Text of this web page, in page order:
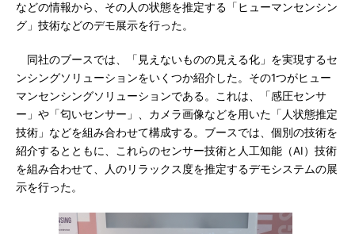
などの情報から、その人の状態を推定する「ヒューマンセンシン
グ」技術などのデモ展示を行った。
同社のブースでは、「見えないものの見える化」を実現するセ
ンシングソリューションをいくつか紹介した。その1つがヒュー
マンセンシングソリューションである。これは、「感圧センサ
ー」や「匂いセンサー」、カメラ画像などを用いた「人状態推定
技術」などを組み合わせて構成する。ブースでは、個別の技術を
紹介するとともに、これらのセンサー技術と人工知能（AI）技術
を組み合わせて、人のリラックス度を推定するデモシステムの展
示を行った。